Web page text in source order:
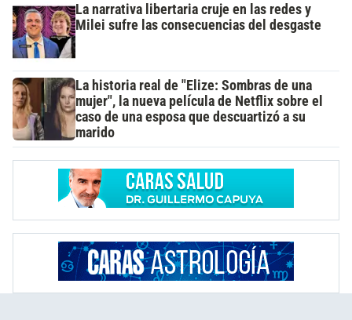
La narrativa libertaria cruje en las redes y
Milei sufre las consecuencias del desgaste
La historia real de "Elize: Sombras de una
mujer", la nueva película de Netflix sobre el
caso de una esposa que descuartizó a su
marido